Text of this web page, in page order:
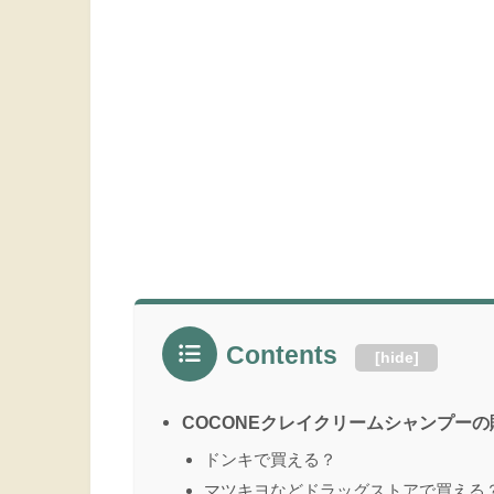
Contents [hide]
COCONEクレイクリームシャンプーの
ドンキで買える？